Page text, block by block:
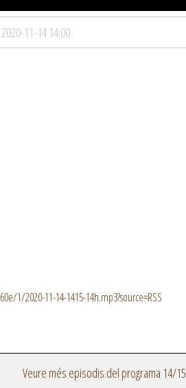
11-14 14:00
1/2020-11-14-1415-14h.mp3?source=RSS
Veure més episodis del programa 14/15